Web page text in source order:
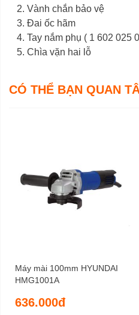
Vành chắn bảo vệ
Đai ốc hãm
Tay nắm phụ ( 1 602 025
Chìa vặn hai lỗ
CÓ THỂ BẠN QUAN
Máy mài 100mm HYUNDAI
HMG1001A
636.000đ